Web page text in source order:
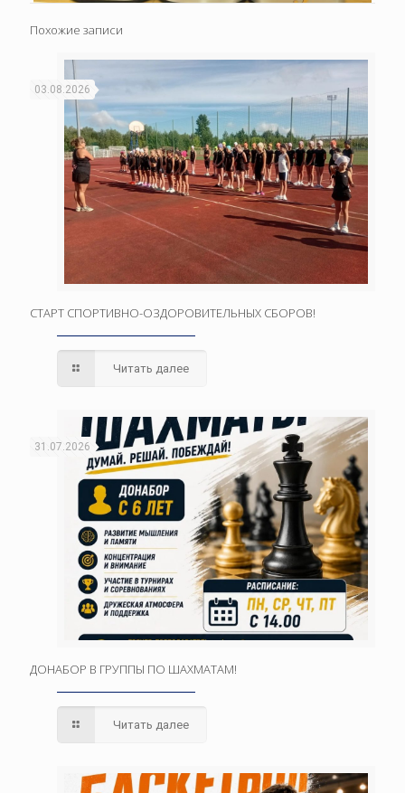
Похожие записи
03.08.2026
СТАРТ СПОРТИВНО-ОЗДОРОВИТЕЛЬНЫХ СБОРОВ!
Читать далее
31.07.2026
ДОНАБОР В ГРУППЫ ПО ШАХМАТАМ!
Читать далее